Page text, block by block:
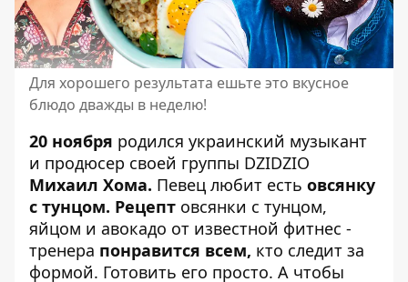
Для хорошего результата ешьте это вкусное
блюдо дважды в неделю!
20 ноября родился украинский музыкант
и продюсер своей группы DZIDZIO
Михаил Хома. Певец любит есть овсянку
с тунцом. Рецепт овсянки с тунцом,
яйцом и авокадо от известной фитнес -
тренера понравится всем, кто следит за
формой. Готовить его просто. А чтобы